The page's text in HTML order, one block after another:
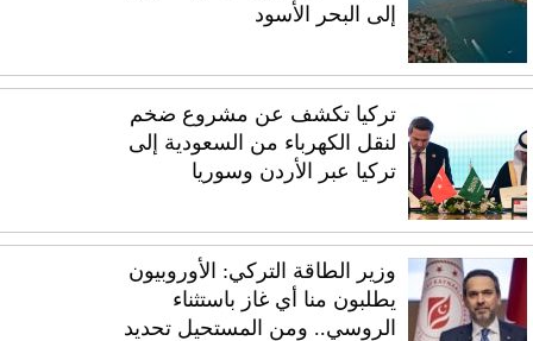
إلى البحر الأسود
تركيا تكشف عن مشروع ضخم
لنقل الكهرباء من السعودية إلى
تركيا عبر الأردن وسوريا
وزير الطاقة التركي: الأوروبيون
يطلبون منا أي غاز باستثناء
الروسي.. ومن المستحيل تحديد